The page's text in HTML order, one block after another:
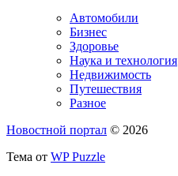
Автомобили
Бизнес
Здоровье
Наука и технология
Недвижимость
Путешествия
Разное
Новостной портал © 2026
Тема от WP Puzzle